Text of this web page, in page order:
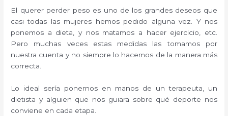
El querer perder peso es uno de los grandes deseos que
casi todas las mujeres hemos pedido alguna vez. Y nos
ponemos a dieta, y nos matamos a hacer ejercicio, etc.
Pero muchas veces estas medidas las tomamos por
nuestra cuenta y no siempre lo hacemos de la manera más
correcta.
Lo ideal sería ponernos en manos de un terapeuta, un
dietista y alguien que nos guiara sobre qué deporte nos
conviene en cada etapa.